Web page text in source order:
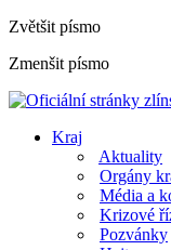
Zvětšit písmo
Zmenšit písmo
Kraj
Aktuality
Orgány
Média a
Krizové
Pozvánky